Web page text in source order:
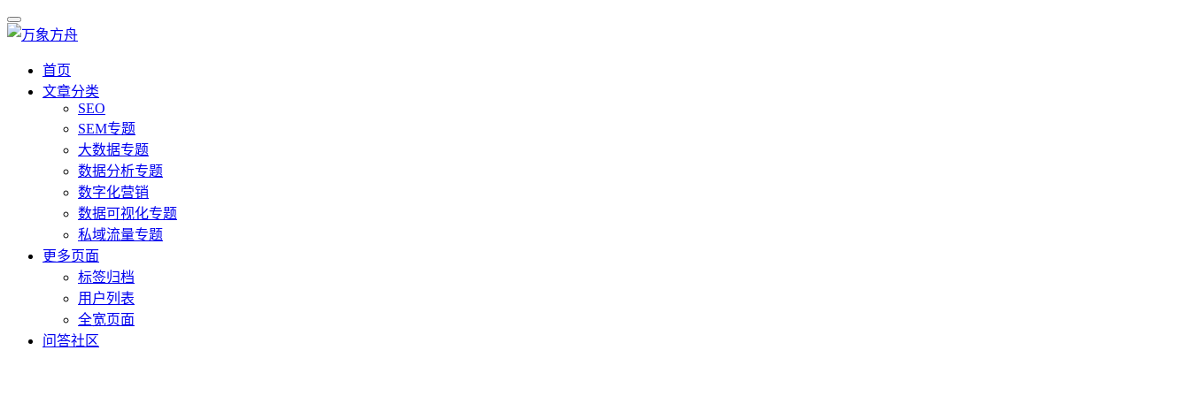
首页
文章分类
SEO
SEM专题
大数据专题
数据分析专题
数字化营销
数据可视化专题
私域流量专题
更多页面
标签归档
用户列表
全宽页面
问答社区